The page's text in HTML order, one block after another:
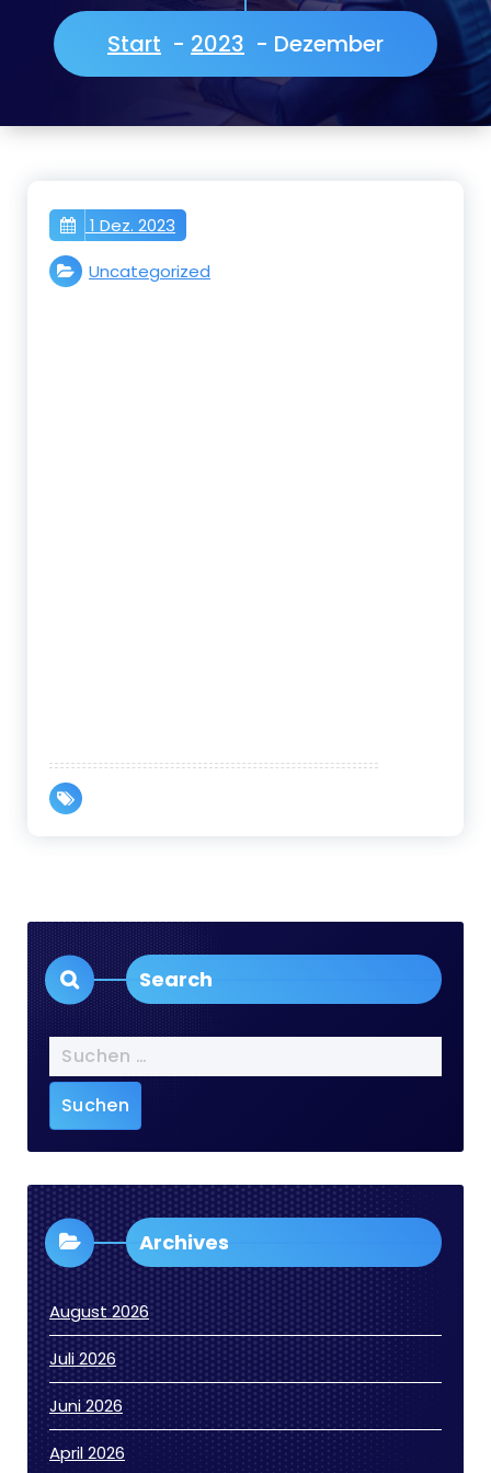
Start - 2023 - Dezember
1 Dez. 2023
Uncategorized
Search
Suchen
nach:
Archives
August 2026
Juli 2026
Juni 2026
April 2026